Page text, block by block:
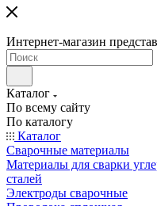
Интернет-магазин
Каталог
По всему сайту
По каталогу
Каталог
Сварочные материалы
Материалы для сварки
сталей
Электроды сварочные